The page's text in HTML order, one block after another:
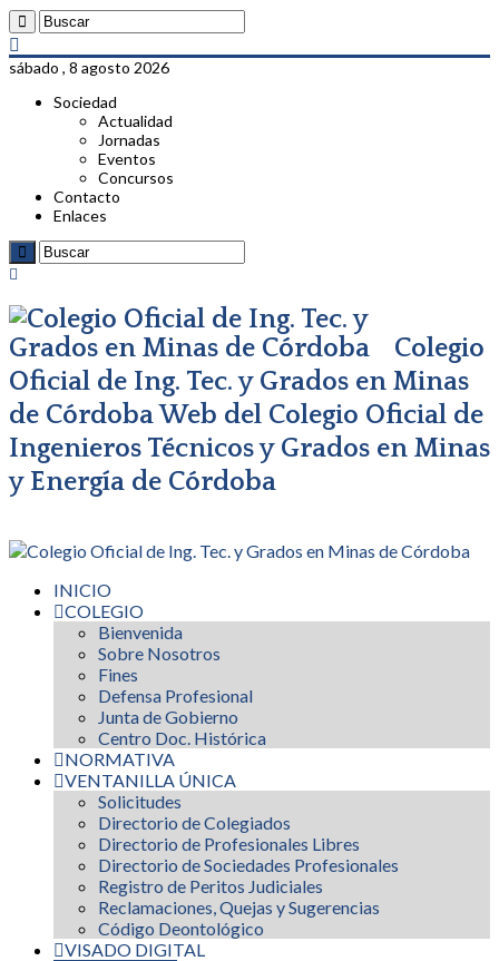
sábado , 8 agosto 2026
Sociedad
Actualidad
Jornadas
Eventos
Concursos
Contacto
Enlaces
Colegio
Oficial de Ing. Tec. y Grados en Minas
de Córdoba Web del Colegio Oficial de
Ingenieros Técnicos y Grados en Minas
y Energía de Córdoba
INICIO
COLEGIO
Bienvenida
Sobre Nosotros
Fines
Defensa Profesional
Junta de Gobierno
Centro Doc. Histórica
NORMATIVA
VENTANILLA ÚNICA
Solicitudes
Directorio de Colegiados
Directorio de Profesionales Libres
Directorio de Sociedades Profesionales
Registro de Peritos Judiciales
Reclamaciones, Quejas y Sugerencias
Código Deontológico
VISADO DIGITAL